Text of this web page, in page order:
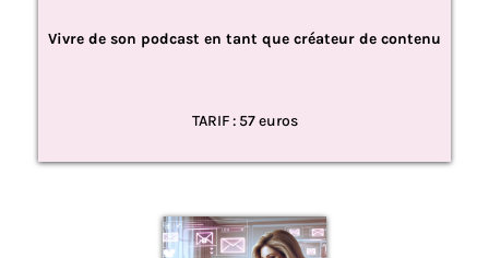
Vivre de son podcast en tant que créateur de contenu
TARIF : 57 euros